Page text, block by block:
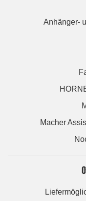
Anhänger-
Macher